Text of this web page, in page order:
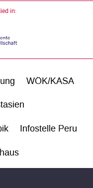
in:
WÖK/KASA
Infostelle Peru